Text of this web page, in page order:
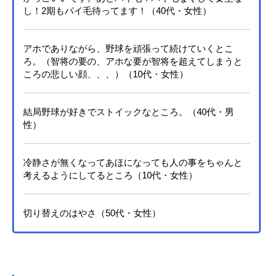
し！2期もパイ毛待ってます！（40代・女性）
アホでありながら、野球を頑張って続けていくとこ
ろ。（智将の要の、アホな要が智将を超えてしまうと
ころの悲しい顔、、、）（10代・女性）
結局野球が好きでストイックなところ。（40代・男
性）
冷静さが無くなってあほになっても人の事をちゃんと
考えるようにしてるところ（10代・女性）
切り替えのはやさ（50代・女性）